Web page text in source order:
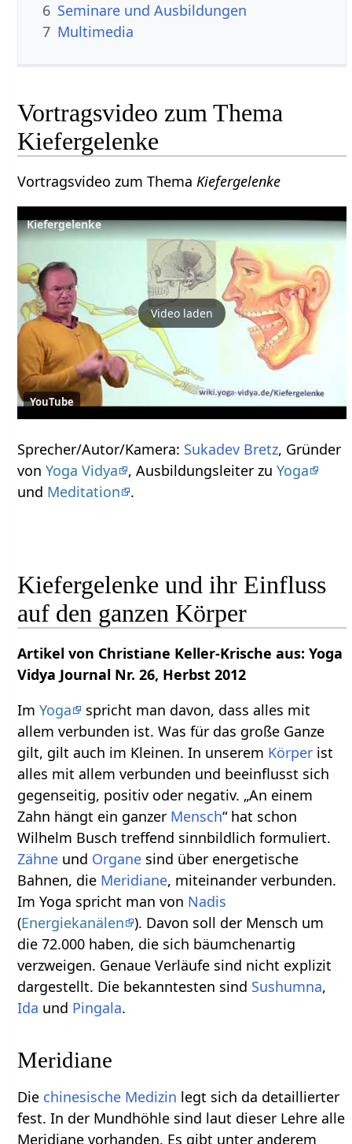
6 Seminare und Ausbildungen
7 Multimedia
Vortragsvideo zum Thema
Kiefergelenke
Vortragsvideo zum ThemaKiefergelenke
Kiefergelenke
Video laden
YouTube
Sprecher/Autor/Kamera: Sukadev Bretz, Gründer
vonYoga Vidya , Ausbildungsleiter zuYoga
und Meditation .
Kiefergelenke und ihr Einfluss
auf den ganzen Körper
Artikel von Christiane Keller-Krische aus: Yoga
Vidya Journal Nr. 26, Herbst 2012
ImYoga
spricht man davon, dass alles mit
allem verbunden ist. Was für das große Ganze
gilt, gilt auch im Kleinen. In unserem Körper ist
alles mit allem verbunden und beeinflusst sich
gegenseitig, positiv oder negativ. „An einem
Zahn hängt ein ganzer Mensch“ hat schon
Wilhelm Busch treffend sinnbildlich formuliert.
Zähne und Organe sind über energetische
Bahnen, die Meridiane, miteinander verbunden.
Im Yoga spricht man von Nadis
(Energiekanälen ). Davon soll der Mensch um
die 72.000 haben, die sich bäumchenartig
verzweigen. Genaue Verläufe sind nicht explizit
dargestellt. Die bekanntesten sind Sushumna,
Ida und Pingala.
Meridiane
Die chinesische Medizin legt sich da detaillierter
fest. In der Mundhöhle sind laut dieser Lehre alle
Meridiane vorhanden. Es gibt unter anderem